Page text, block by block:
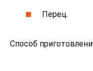
Перец.
Способ